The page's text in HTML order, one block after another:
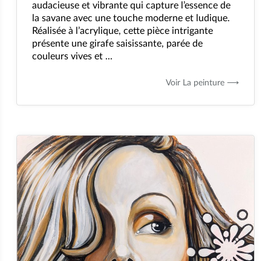
audacieuse et vibrante qui capture l’essence de
la savane avec une touche moderne et ludique.
Réalisée à l’acrylique, cette pièce intrigante
présente une girafe saisissante, parée de
couleurs vives et ...
Voir La peinture ⟶